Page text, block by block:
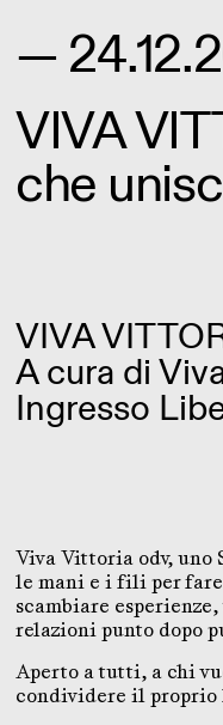
—
VIVA
che
VIVA
A cura di
Ingresso
Viva Vittoria odv, uno
le mani e i fili per
scambiare
relazioni punto dopo
Aperto a tutti, a chi
condividere il proprio